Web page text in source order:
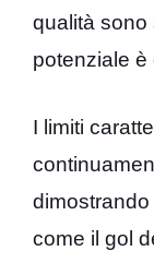
qualità sono
potenziale è
I limiti
come il gol